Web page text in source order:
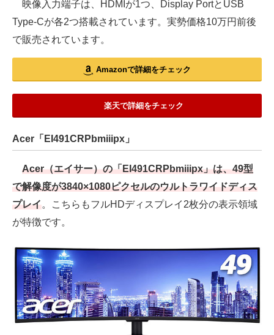
映像入力端子は、HDMIが1つ、Display PortとUSB
Type-Cが各2つ搭載されています。実勢価格10万円前後
で販売されています。
Amazonで詳細をチェック
楽天で詳細をチェック
Acer「EI491CRPbmiiipx」
Acer（エイサー）の「EI491CRPbmiiipx」は、49型
で解像度が3840×1080ピクセルのウルトラワイドディス
プレイ。こちらもフルHDディスプレイ2枚分の表示領域
が特徴です。